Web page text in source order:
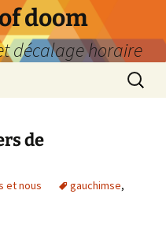
doom
décalage horaire
de
et nous gauchimse,